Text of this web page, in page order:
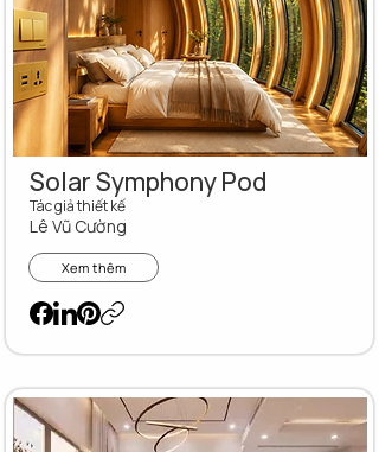
Solar Symphony Pod
Tác giả thiết kế
Lê Vũ Cường
Xem thêm